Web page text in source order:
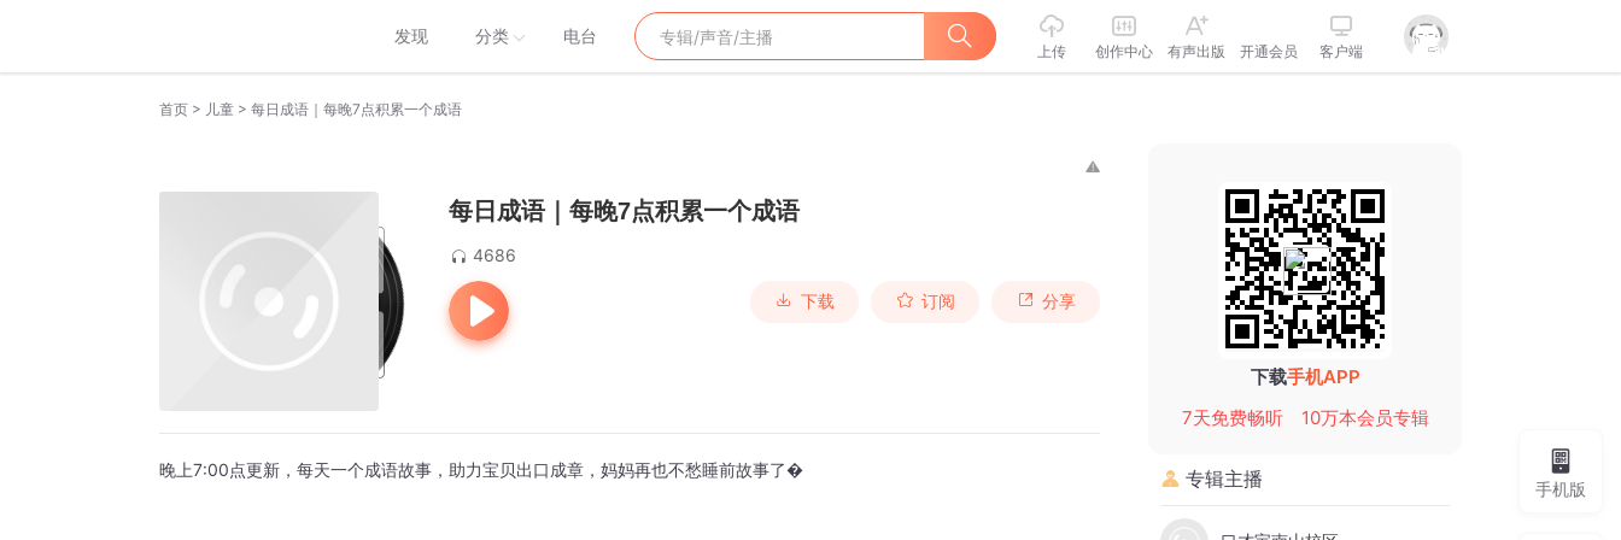
发现 分类 电台
上传 创作中心 有声出版 开通会员 客户端
首页 > 儿童 > 每日成语｜每晚7点积累一个成语
每日成语｜每晚7点积累一个成语
4686
下载 订阅 分享
晚上7:00点更新，每天一个成语故事，助力宝贝出口成章，妈妈再也不愁睡前故事了�
下载手机APP
7天免费畅听
10万本会员专辑
专辑主播 手机版